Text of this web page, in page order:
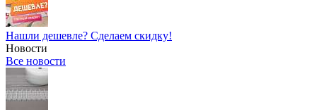
Нашли дешевле? Сделаем скидку!
Новости
Все новости